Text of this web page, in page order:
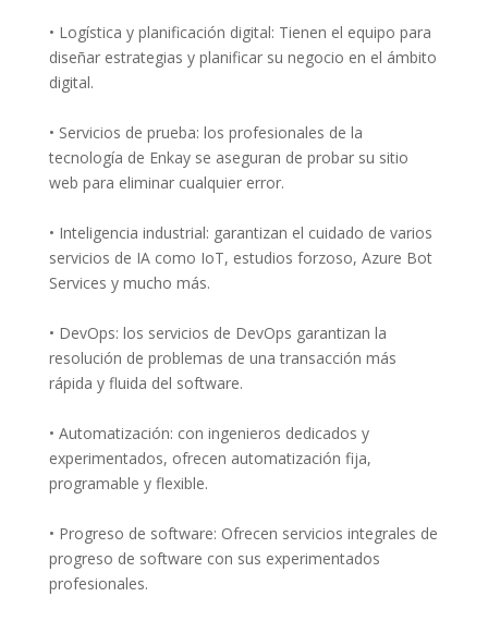
• Logística y planificación digital: Tienen el equipo para
diseñar estrategias y planificar su negocio en el ámbito
digital.
• Servicios de prueba: los profesionales de la
tecnología de Enkay se aseguran de probar su sitio
web para eliminar cualquier error.
• Inteligencia industrial: garantizan el cuidado de varios
servicios de IA como IoT, estudios forzoso, Azure Bot
Services y mucho más.
• DevOps: los servicios de DevOps garantizan la
resolución de problemas de una transacción más
rápida y fluida del software.
• Automatización: con ingenieros dedicados y
experimentados, ofrecen automatización fija,
programable y flexible.
• Progreso de software: Ofrecen servicios integrales de
progreso de software con sus experimentados
profesionales.